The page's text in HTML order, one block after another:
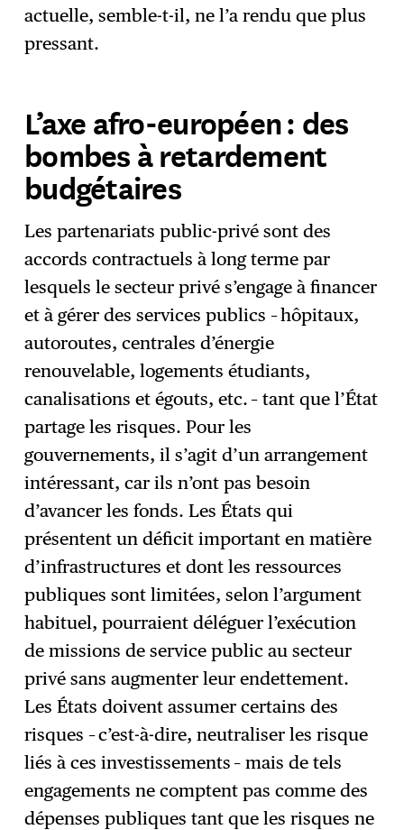
actuelle, semble-t-il, ne l’a rendu que plus
pressant.
L’axe afro-européen : des
bombes à retardement
budgétaires
Les partenariats public-privé sont des
accords contractuels à long terme par
lesquels le secteur privé s’engage à financer
et à gérer des services publics – hôpitaux,
autoroutes, centrales d’énergie
renouvelable, logements étudiants,
canalisations et égouts, etc. – tant que l’État
partage les risques. Pour les
gouvernements, il s’agit d’un arrangement
intéressant, car ils n’ont pas besoin
d’avancer les fonds. Les États qui
présentent un déficit important en matière
d’infrastructures et dont les ressources
publiques sont limitées, selon l’argument
habituel, pourraient déléguer l’exécution
de missions de service public au secteur
privé sans augmenter leur endettement.
Les États doivent assumer certains des
risques – c’est-à-dire, neutraliser les risque
liés à ces investissements – mais de tels
engagements ne comptent pas comme des
dépenses publiques tant que les risques ne